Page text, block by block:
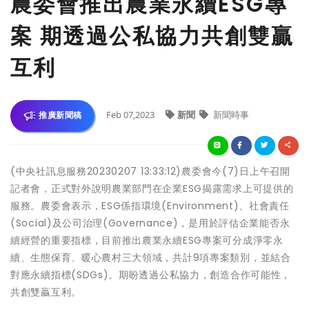
案 期透過公私協力共創雙贏
互利
推廣新聞稿 Feb 07,2023 新聞 新聞時事
(中央社訊息服務20230207 13:33:12)農委會今(7)日上午召開
記者會，正式對外說明農業部門在企業ESG揭露需求上可提供的
服務。農委會表示，ESG係指環境(Environment)、社會責任
(Social)及公司治理(Governance)，是用於評估企業能否永
續經營的重要指標，目前推出農業永續ESG專案可分成淨零永
續、生態保育、暖心農村三大領域，共計9項專案類別，並結合
對應永續指標(SDGs)。期盼透過公私協力，創造合作可能性，
共創雙贏互利。